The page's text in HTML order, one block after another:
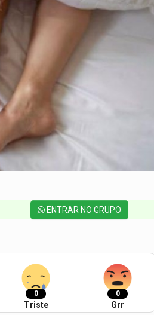
ENTRAR NO GRUPO
0
Triste
0
Grr